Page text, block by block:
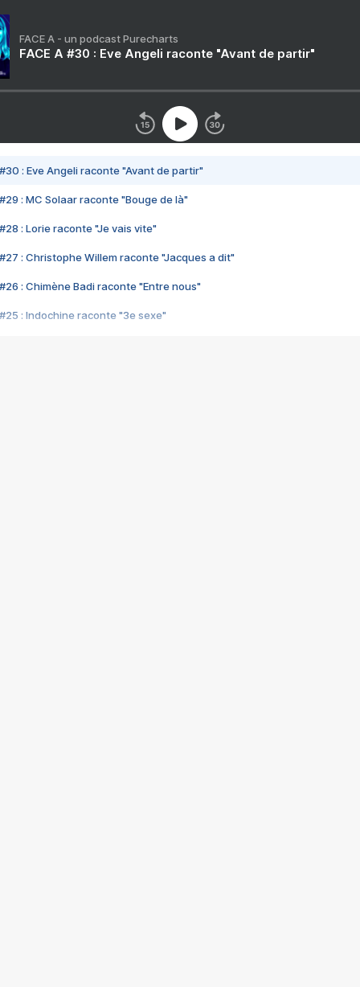
FACE A - un podcast Purecharts
FACE A #30 : Eve Angeli raconte "Avant de partir"
#30 : Eve Angeli raconte "Avant de partir"
#29 : MC Solaar raconte "Bouge de là"
#28 : Lorie raconte "Je vais vite"
#27 : Christophe Willem raconte "Jacques a dit"
#26 : Chimène Badi raconte "Entre nous"
#25 : Indochine raconte "3e sexe"